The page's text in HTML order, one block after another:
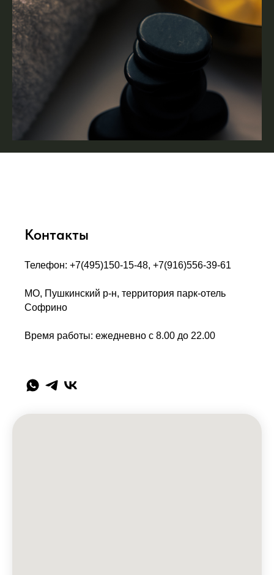
Контакты
Телефон: +7(495)150-15-48, +7(916)556-39-61
МО, Пушкинский р-н, территория парк-отель
Софрино
Время работы: ежедневно с 8.00 до 22.00